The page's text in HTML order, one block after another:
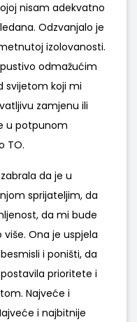
nisam adekvatno
Odzvanjalo je
izolovanosti.
odmažućim
svijetom koji mi
zamjenu ili
u potpunom
TO.
da je u
sprijateljim, da
da mi bude
Ona je uspjela
i poništi, da
prioritete i
Najveće i
i najbitnije